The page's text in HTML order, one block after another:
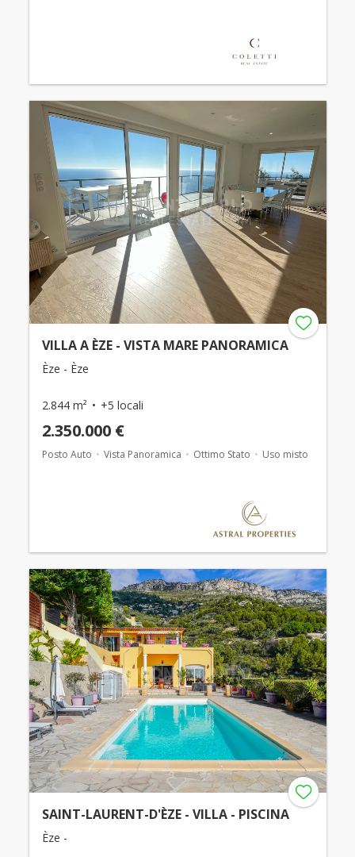
VILLA A ÈZE - VISTA MARE PANORAMICA
Èze - Èze
2.844 m² +5 locali
2.350.000 €
Posto Auto Vista Panoramica Ottimo Stato Uso misto
SAINT-LAURENT-D'ÈZE - VILLA - PISCINA
Èze -